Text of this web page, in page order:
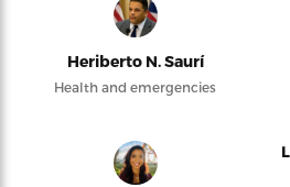
Heriberto N. Saurí
Health and emergencies